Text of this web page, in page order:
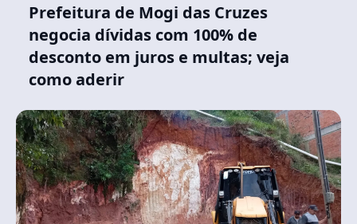
Prefeitura de Mogi das Cruzes
negocia dívidas com 100% de
desconto em juros e multas; veja
como aderir